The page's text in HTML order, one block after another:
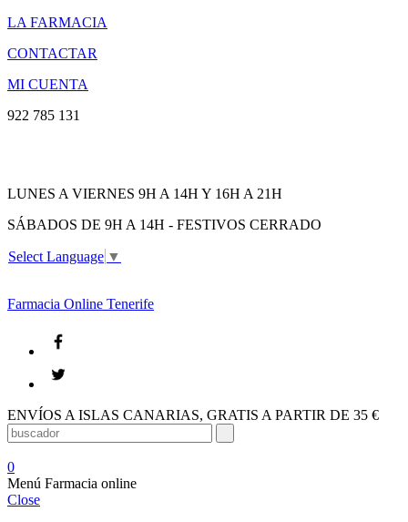
LA FARMACIA
CONTACTAR
MI CUENTA
922 785 131
LUNES A VIERNES 9H A 14H Y 16H A 21H
SÁBADOS DE 9H A 14H - FESTIVOS CERRADO
Select Language ▼
Farmacia Online Tenerife
ENVÍOS A ISLAS CANARIAS, GRATIS A PARTIR DE 35 €
0
Menú Farmacia online
Close